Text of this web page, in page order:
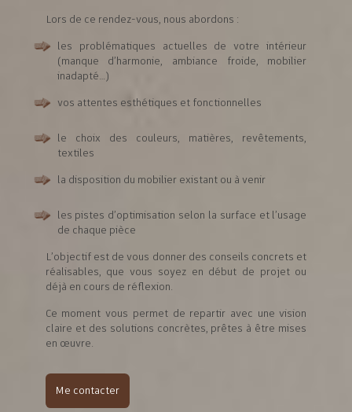
Lors de ce rendez-vous, nous abordons :
les problématiques actuelles de votre intérieur
(manque d’harmonie, ambiance froide, mobilier
inadapté…)
vos attentes esthétiques et fonctionnelles
le choix des couleurs, matières, revêtements,
textiles
la disposition du mobilier existant ou à venir
les pistes d’optimisation selon la surface et l’usage
de chaque pièce
L’objectif est de vous donner des conseils concrets et
réalisables, que vous soyez en début de projet ou
déjà en cours de réflexion.
Ce moment vous permet de repartir avec une vision
claire et des solutions concrètes, prêtes à être mises
en œuvre.
Me contacter